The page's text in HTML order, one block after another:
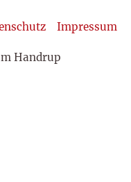
Impressum
Handrup